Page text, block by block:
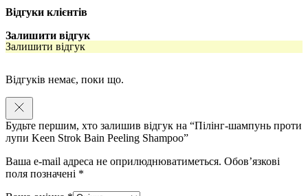
Відгуки клієнтів
Залишити відгук
Залишити відгук
Відгуків немає, поки що.
Будьте першим, хто залишив відгук на “Пілінг-шампунь проти
лупи Keen Strok Bain Peeling Shampoo”
Ваша e-mail адреса не оприлюднюватиметься. Обов’язкові
поля позначені *